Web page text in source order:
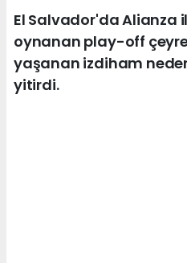
El Salvador'da Alianza
oynanan play-off
yaşanan izdiham
yitirdi.